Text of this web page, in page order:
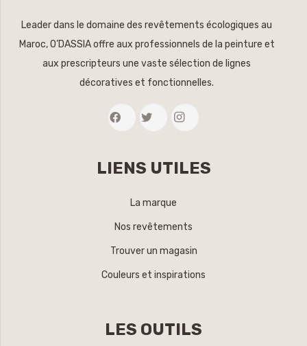
Leader dans le domaine des revêtements écologiques au
Maroc, O’DASSIA offre aux professionnels de la peinture et
aux prescripteurs une vaste sélection de lignes
décoratives et fonctionnelles.
LIENS UTILES
La marque
Nos revêtements
Trouver un magasin
Couleurs et inspirations
LES OUTILS